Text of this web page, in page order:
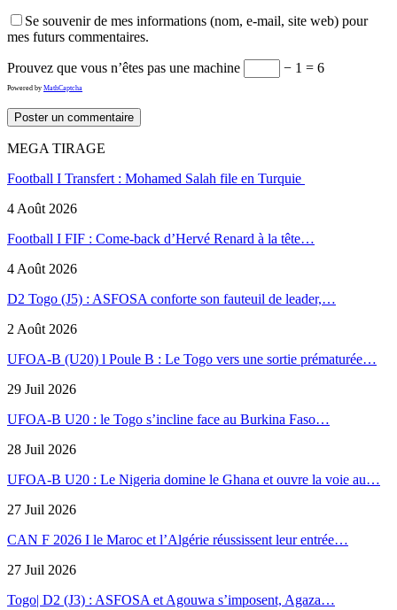
Se souvenir de mes informations (nom, e-mail, site web) pour
mes futurs commentaires.
Prouvez que vous n’êtes pas une machine − 1 = 6
Powered by MathCaptcha
MEGA TIRAGE
Football I Transfert : Mohamed Salah file en Turquie
4 Août 2026
Football I FIF : Come-back d’Hervé Renard à la tête…
4 Août 2026
D2 Togo (J5) : ASFOSA conforte son fauteuil de leader,…
2 Août 2026
UFOA-B (U20) l Poule B : Le Togo vers une sortie prématurée…
29 Juil 2026
UFOA-B U20 : le Togo s’incline face au Burkina Faso…
28 Juil 2026
UFOA-B U20 : Le Nigeria domine le Ghana et ouvre la voie au…
27 Juil 2026
CAN F 2026 I le Maroc et l’Algérie réussissent leur entrée…
27 Juil 2026
Togo| D2 (J3) : ASFOSA et Agouwa s’imposent, Agaza…